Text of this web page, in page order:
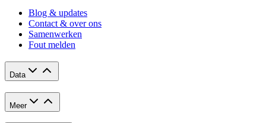
Blog & updates
Contact & over ons
Samenwerken
Fout melden
Data
Meer